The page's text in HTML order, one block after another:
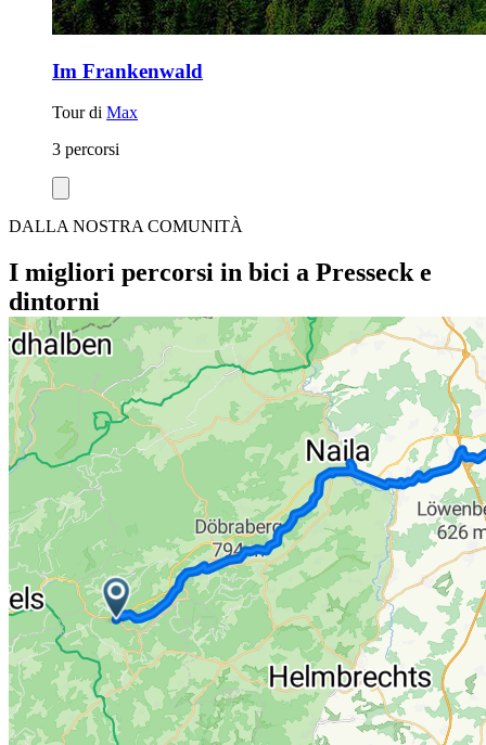
Im Frankenwald
Tour di Max
3 percorsi
DALLA NOSTRA COMUNITÀ
I migliori percorsi in bici a Presseck e
dintorni